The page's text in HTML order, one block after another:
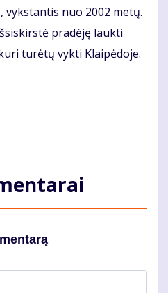
vyks­tan­tis nuo 2002 me­tų.
pra­dė­ję lauk­ti
tu­rė­tų vyk­ti Klai­pė­do­je.